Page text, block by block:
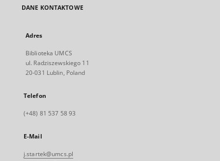
DANE KONTAKTOWE
Adres
Biblioteka UMCS
ul. Radziszewskiego 11
20-031 Lublin, Poland
Telefon
(+48) 81 537 58 93
E-Mail
j.startek@umcs.pl